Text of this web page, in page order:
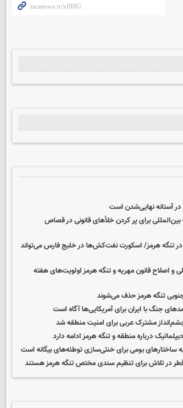
در آستانه نهایی‌شدن است
بین‌المللی برای پر کردن خلأهای قانونی در قصاص
در تنگه هرمز/ اسکورت نفت‌کش‌ها در خلیج فارس می‌تواند
و اصلاح قانون مهریه و تنگه هرمز اولویت‌های هفته
تنگه هرمز حذف می‌شوند
جنگ با ایران برای آمریکایی‌ها آگاه است
مشترک عربی برای امنیت منطقه شد
درباره منطقه و تنگه هرمز ادامه دارد
ساختارهای بومی برای خنثی‌سازی توطئه‌های بیگانه است
قطر در تلاش برای تنظیم سندی مختص تنگه هرمز هستند